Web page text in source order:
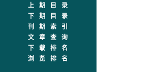
上期目录
下期目录
刊期索引
文章查询
下载排名
浏览排名